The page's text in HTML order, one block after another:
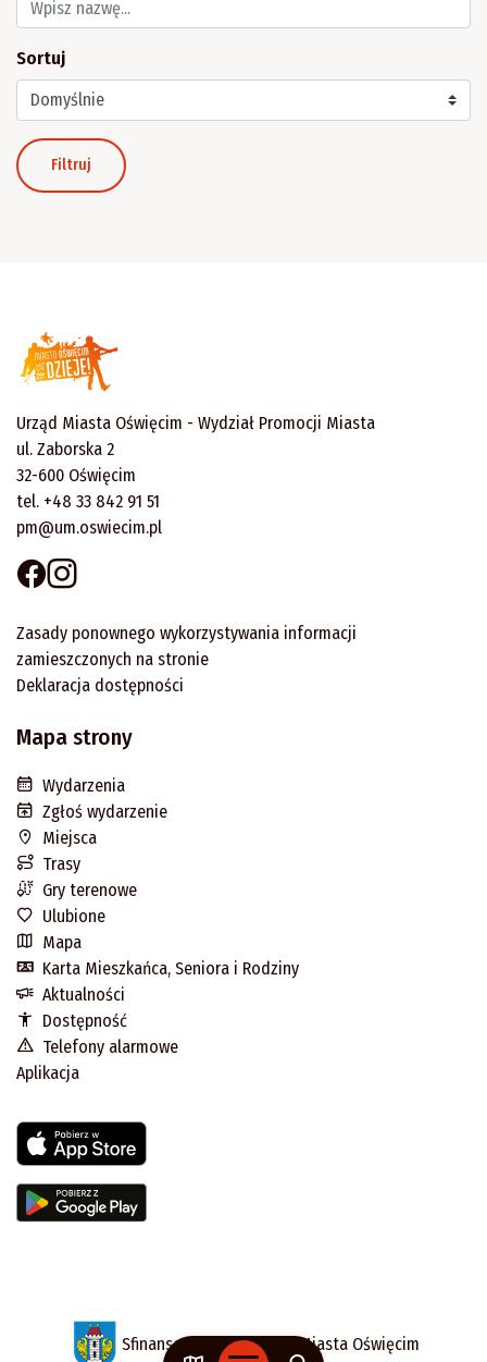
Sortuj
Filtruj
Urząd Miasta Oświęcim - Wydział Promocji Miasta
ul. Zaborska 2
32-600 Oświęcim
tel. +48 33 842 91 51
pm@um.oswiecim.pl
Zasady ponownego wykorzystywania informacji
zamieszczonych na stronie
Deklaracja dostępności
Mapa strony
Wydarzenia
Zgłoś wydarzenie
Miejsca
Trasy
Gry terenowe
Ulubione
Mapa
Karta Mieszkańca, Seniora i Rodziny
Aktualności
Dostępność
Telefony alarmowe
Aplikacja
Sfinansowano z budżetu Miasta Oświęcim